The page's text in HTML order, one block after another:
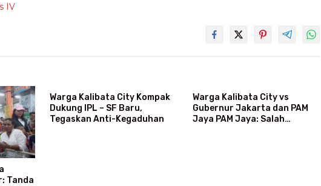
IV
Tanda
Warga Kalibata City Kompak
Dukung IPL – SF Baru,
Tegaskan Anti-Kegaduhan
Warga Kalibata City vs
Gubernur Jakarta dan PAM
Jaya PAM Jaya: Salah